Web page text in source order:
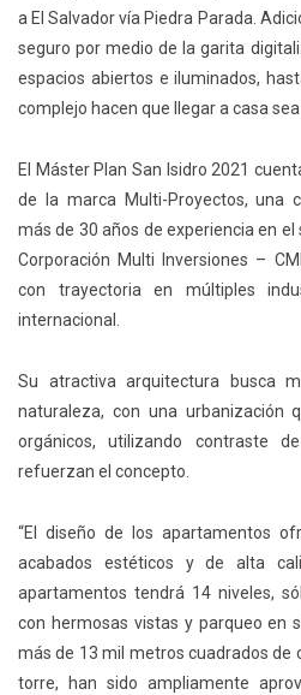
a El Salvador vía Piedra Parada.
seguro por medio de la garita
espacios abiertos e iluminados,
complejo hacen que llegar a casa
El Máster Plan San Isidro 2021
de la marca Multi-Proyectos, una
más de 30 años de experiencia en
Corporación Multi Inversiones –
con trayectoria en múltiples
internacional.
Su atractiva arquitectura busca
naturaleza, con una urbanización
orgánicos, utilizando contraste
refuerzan el concepto.
“El diseño de los apartamentos
acabados estéticos y de alta
apartamentos tendrá 14 niveles,
con hermosas vistas y parqueo en
más de 13 mil metros cuadrados de
torre, han sido ampliamente